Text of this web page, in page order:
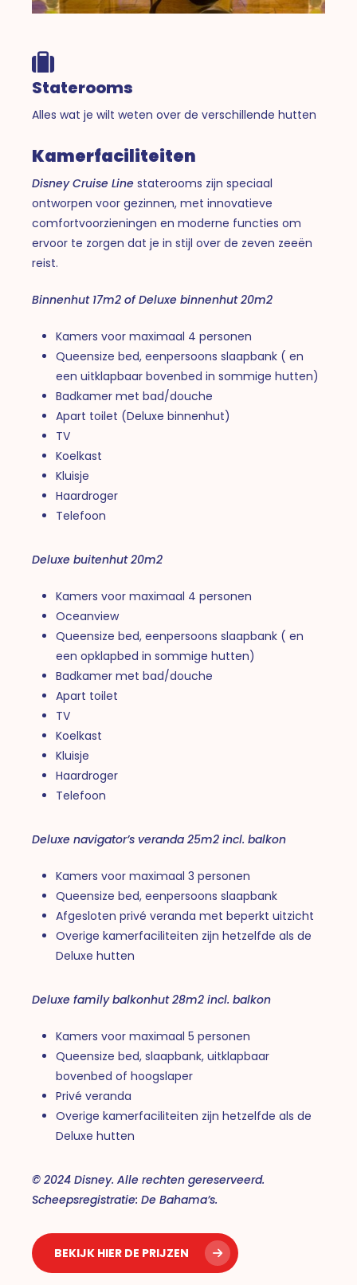
Staterooms
Alles wat je wilt weten over de verschillende hutten
Kamerfaciliteiten
Disney Cruise Line staterooms zijn speciaal
ontworpen voor gezinnen, met innovatieve
comfortvoorzieningen en moderne functies om
ervoor te zorgen dat je in stijl over de zeven zeeën
reist.
Binnenhut 17m2 of Deluxe binnenhut 20m2
Kamers voor maximaal 4 personen
Queensize bed, eenpersoons slaapbank ( en
een uitklapbaar bovenbed in sommige hutten)
Badkamer met bad/douche
Apart toilet (Deluxe binnenhut)
TV
Koelkast
Kluisje
Haardroger
Telefoon
Deluxe buitenhut 20m2
Kamers voor maximaal 4 personen
Oceanview
Queensize bed, eenpersoons slaapbank ( en
een opklapbed in sommige hutten)
Badkamer met bad/douche
Apart toilet
TV
Koelkast
Kluisje
Haardroger
Telefoon
Deluxe navigator’s veranda 25m2 incl. balkon
Kamers voor maximaal 3 personen
Queensize bed, eenpersoons slaapbank
Afgesloten privé veranda met beperkt uitzicht
Overige kamerfaciliteiten zijn hetzelfde als de
Deluxe hutten
Deluxe family balkonhut 28m2 incl. balkon
Kamers voor maximaal 5 personen
Queensize bed, slaapbank, uitklapbaar
bovenbed of hoogslaper
Privé veranda
Overige kamerfaciliteiten zijn hetzelfde als de
Deluxe hutten
© 2024 Disney. Alle rechten gereserveerd.
Scheepsregistratie: De Bahama’s.
BEKIJK HIER DE PRIJZEN